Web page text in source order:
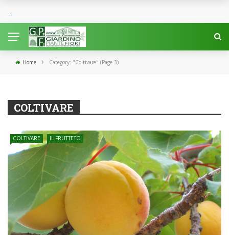
Home › Category: "Coltivare" (Page 3)
COLTIVARE
COLTIVARE IL FRUTTETO